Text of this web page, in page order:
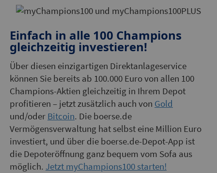
Einfach in alle 100 Champions
gleichzeitig investieren!
Über diesen einzigartigen Direktanlageservice
können Sie bereits ab 100.000 Euro von allen 100
Champions-Aktien gleichzeitig in Ihrem Depot
profitieren – jetzt zusätzlich auch von Gold
und/oder Bitcoin. Die boerse.de
Vermögensverwaltung hat selbst eine Million Euro
investiert, und über die boerse.de-Depot-App ist
die Depoteröffnung ganz bequem vom Sofa aus
möglich. Jetzt myChampions100 starten!